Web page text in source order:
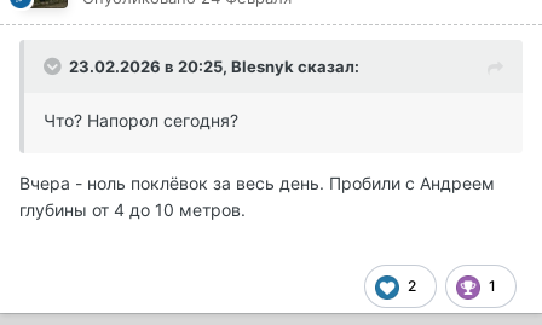
23.02.2026 в 20:25, Blesnykсказал:
Что? Напорол сегодня?
Вчера - ноль поклёвок за весь день. Пробили с Андреем
глубины от 4 до 10 метров.
2 1